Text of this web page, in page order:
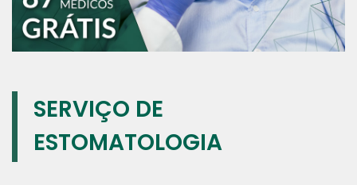
SERVIÇO DE
ESTOMATOLOGIA